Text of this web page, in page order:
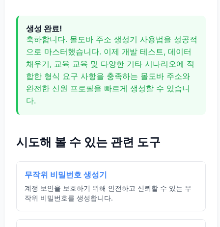
생성 완료!
축하합니다. 몰도바 주소 생성기 사용법을 성공적
으로 마스터했습니다. 이제 개발 테스트, 데이터
채우기, 교육 교육 및 다양한 기타 시나리오에 적
합한 형식 요구 사항을 충족하는 몰도바 주소와
완전한 신원 프로필을 빠르게 생성할 수 있습니
다.
시도해 볼 수 있는 관련 도구
무작위 비밀번호 생성기
계정 보안을 보호하기 위해 안전하고 신뢰할 수 있는 무
작위 비밀번호를 생성합니다.